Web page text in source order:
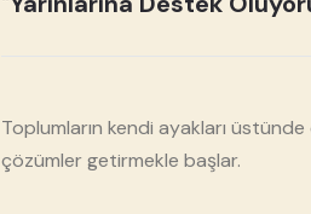
Toplumların kendi ayakları
çözümler getirmekle başlar.